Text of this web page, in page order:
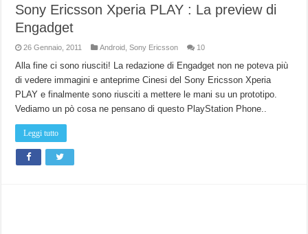
Sony Ericsson Xperia PLAY : La preview di
Engadget
26 Gennaio, 2011 Android ,Sony Ericsson 10
Alla fine ci sono riusciti! La redazione di Engadget non ne poteva più
di vedere immagini e anteprime Cinesi del Sony Ericsson Xperia
PLAY e finalmente sono riusciti a mettere le mani su un prototipo.
Vediamo un pò cosa ne pensano di questo PlayStation Phone..
Leggi tutto